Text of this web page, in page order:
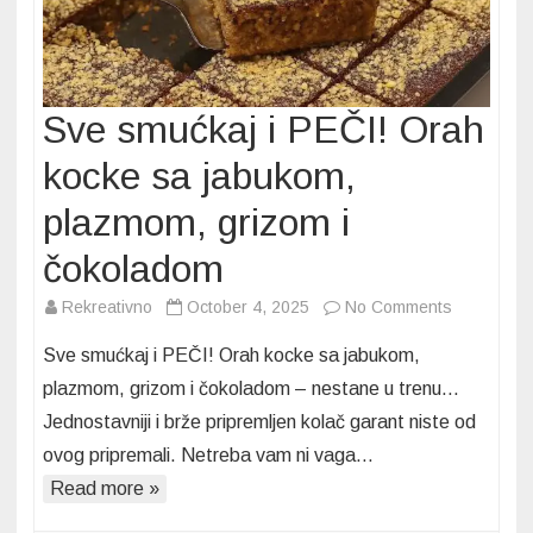
Sve smućkaj i PEČI! Orah
kocke sa jabukom,
plazmom, grizom i
čokoladom
Rekreativno October 4, 2025 No Comments
i
PEČI!
Sve smućkaj i PEČI! Orah kocke sa jabukom,
plazmom, grizom i čokoladom – nestane u trenu…
Jednostavniji i brže pripremljen kolač garant niste od
ovog pripremali. Netreba vam ni vaga…
Read more »